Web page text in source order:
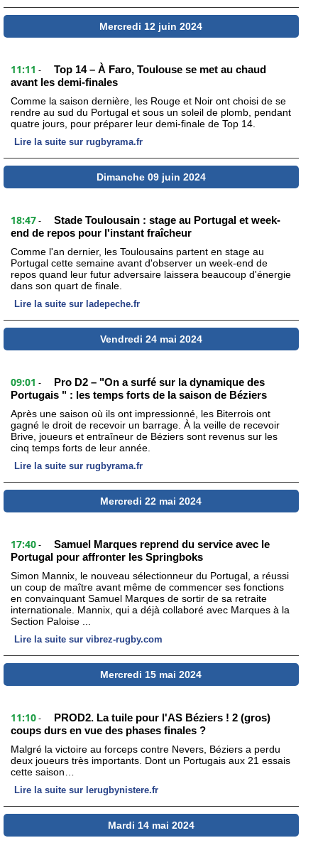
Mercredi 12 juin 2024
11:11 -
Top 14 – À Faro, Toulouse se met au chaud
avant les demi-finales
Comme la saison dernière, les Rouge et Noir ont choisi de se
rendre au sud du Portugal et sous un soleil de plomb, pendant
quatre jours, pour préparer leur demi-finale de Top 14.
Lire la suite sur rugbyrama.fr
Dimanche 09 juin 2024
18:47 -
Stade Toulousain : stage au Portugal et week-
end de repos pour l'instant fraîcheur
Comme l'an dernier, les Toulousains partent en stage au
Portugal cette semaine avant d'observer un week-end de
repos quand leur futur adversaire laissera beaucoup d'énergie
dans son quart de finale.
Lire la suite sur ladepeche.fr
Vendredi 24 mai 2024
09:01 -
Pro D2 – "On a surfé sur la dynamique des
Portugais " : les temps forts de la saison de Béziers
Après une saison où ils ont impressionné, les Biterrois ont
gagné le droit de recevoir un barrage. À la veille de recevoir
Brive, joueurs et entraîneur de Béziers sont revenus sur les
cinq temps forts de leur année.
Lire la suite sur rugbyrama.fr
Mercredi 22 mai 2024
17:40 -
Samuel Marques reprend du service avec le
Portugal pour affronter les Springboks
Simon Mannix, le nouveau sélectionneur du Portugal, a réussi
un coup de maître avant même de commencer ses fonctions
en convainquant Samuel Marques de sortir de sa retraite
internationale. Mannix, qui a déjà collaboré avec Marques à la
Section Paloise ...
Lire la suite sur vibrez-rugby.com
Mercredi 15 mai 2024
11:10 -
PROD2. La tuile pour l'AS Béziers ! 2 (gros)
coups durs en vue des phases finales ?
Malgré la victoire au forceps contre Nevers, Béziers a perdu
deux joueurs très importants. Dont un Portugais aux 21 essais
cette saison…
Lire la suite sur lerugbynistere.fr
Mardi 14 mai 2024